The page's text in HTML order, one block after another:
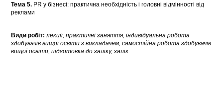
Тема 5. PR у бізнесі: практична необхідність і головні відмінності від
реклами
Види робіт: лекції, практичні заняття, індивідуальна робота
здобувачів вищої освіти з викладачем, самостійна робота здобувачів
вищої освіти, підготовка до заліку, залік.